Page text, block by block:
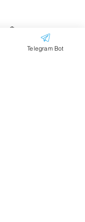
Фамилия
Telegram Bot